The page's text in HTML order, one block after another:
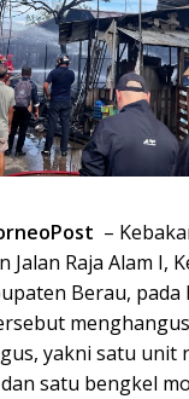
–
Jalan Raja Alam I,
Berau, pada
yakni satu unit
satu bengkel